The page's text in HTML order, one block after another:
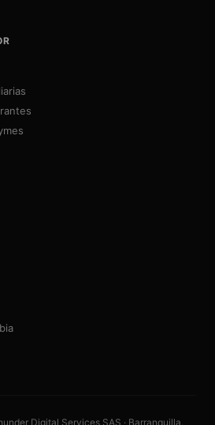
Digital Services SAS · Barranquilla,